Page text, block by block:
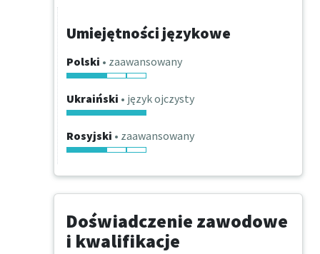
Umiejętności językowe
Polski • zaawansowany
Ukraiński • język ojczysty
Rosyjski • zaawansowany
Doświadczenie zawodowe
i kwalifikacje